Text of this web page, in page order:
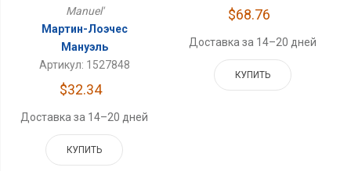
Manuel'
Мартин-Лоэчес
Мануэль
Артикул: 1527848
$32.34
Доставка за 14–20 дней
КУПИТЬ
$68.76
Доставка за 14–20 дней
КУПИТЬ